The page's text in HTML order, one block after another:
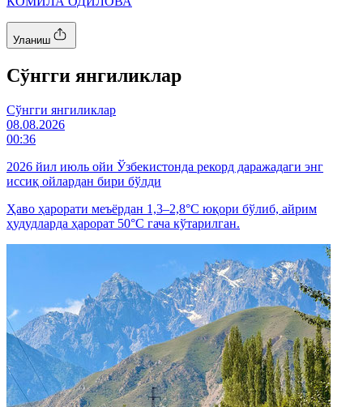
Уланиш
Cўнгги янгиликлар
Cўнгги янгиликлар
08.08.2026
00:36
2026 йил июль ойи Ўзбекистонда рекорд даражадаги энг
иссиқ ойлардан бири бўлди
Ҳаво ҳарорати меъёрдан 1,3–2,8°C юқори бўлиб, айрим
ҳудудларда ҳарорат 50°C гача кўтарилган.